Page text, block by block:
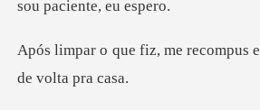
e recompus